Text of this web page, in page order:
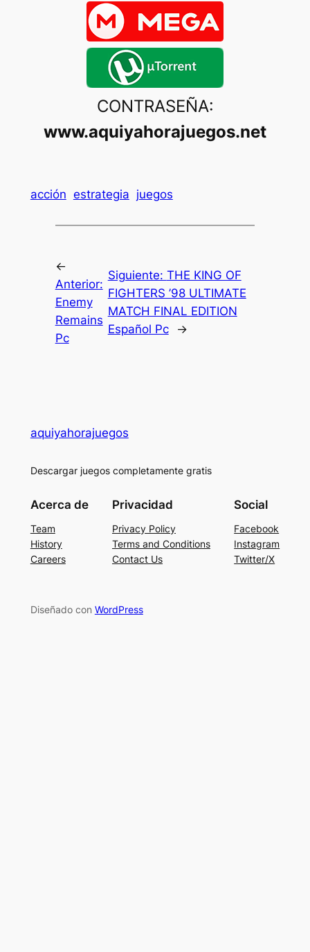
CONTRASEÑA:
www.aquiyahorajuegos.net
acción estrategia juegos
←
Anterior:
Enemy
Remains
Pc
Siguiente: THE KING OF
FIGHTERS ’98 ULTIMATE
MATCH FINAL EDITION
Español Pc
→
aquiyahorajuegos
Descargar juegos completamente gratis
Acerca de
Team
History
Careers
Privacidad
Privacy Policy
Terms and Conditions
Contact Us
Social
Facebook
Instagram
Twitter/X
Diseñado con WordPress